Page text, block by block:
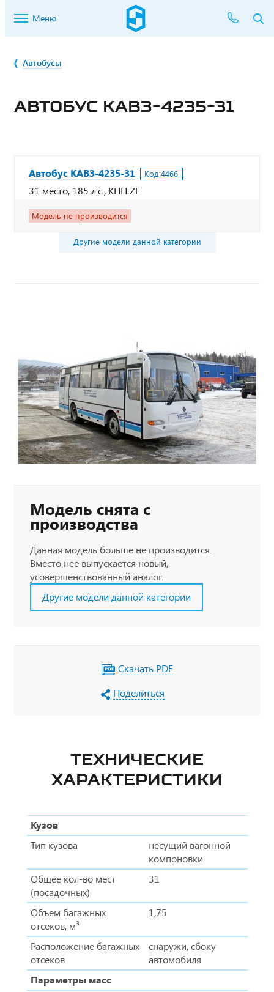
Меню
Автобусы
АВТОБУС КАВЗ-4235-31
Автобус КАВЗ-4235-31 Код:4466
31 место, 185 л.с., КПП ZF
Модель не производится
Другие модели данной категории
Модель снята с
производства
Данная модель больше не производится.
Вместо нее выпускается новый,
усовершенствованный аналог.
Другие модели данной категории
Скачать PDF
Поделиться
ТЕХНИЧЕСКИЕ
ХАРАКТЕРИСТИКИ
Кузов
Тип кузова
несущий вагонной
компоновки
Общее кол-во мест
(посадочных)
31
Объем багажных
отсеков, м³
1,75
Расположение багажных
отсеков
снаружи, сбоку
автомобиля
Параметры масс